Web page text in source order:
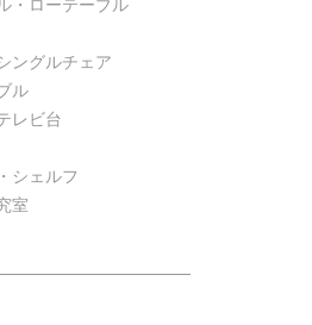
・ローテーブル
ングルチェア
ル
レビ台
シェルフ
室